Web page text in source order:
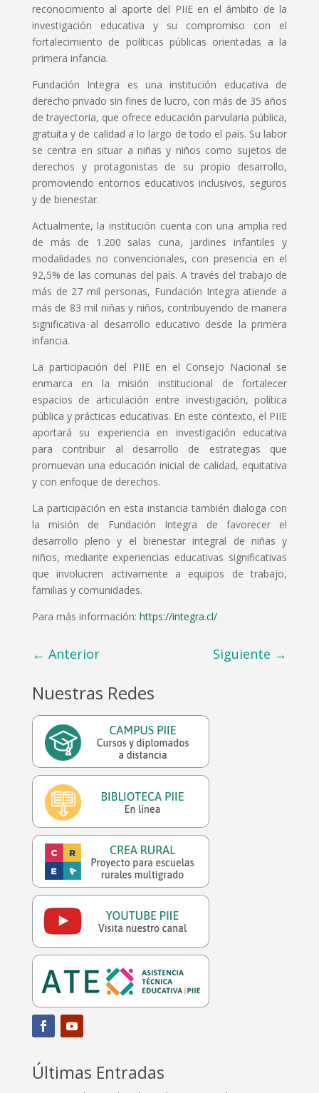
reconocimiento al aporte del PIIE en el ámbito de la
investigación educativa y su compromiso con el
fortalecimiento de políticas públicas orientadas a la
primera infancia.
Fundación Integra es una institución educativa de
derecho privado sin fines de lucro, con más de 35 años
de trayectoria, que ofrece educación parvularia pública,
gratuita y de calidad a lo largo de todo el país. Su labor
se centra en situar a niñas y niños como sujetos de
derechos y protagonistas de su propio desarrollo,
promoviendo entornos educativos inclusivos, seguros
y de bienestar.
Actualmente, la institución cuenta con una amplia red
de más de 1.200 salas cuna, jardines infantiles y
modalidades no convencionales, con presencia en el
92,5% de las comunas del país. A través del trabajo de
más de 27 mil personas, Fundación Integra atiende a
más de 83 mil niñas y niños, contribuyendo de manera
significativa al desarrollo educativo desde la primera
infancia.
La participación del PIIE en el Consejo Nacional se
enmarca en la misión institucional de fortalecer
espacios de articulación entre investigación, política
pública y prácticas educativas. En este contexto, el PIIE
aportará su experiencia en investigación educativa
para contribuir al desarrollo de estrategias que
promuevan una educación inicial de calidad, equitativa
y con enfoque de derechos.
La participación en esta instancia también dialoga con
la misión de Fundación Integra de favorecer el
desarrollo pleno y el bienestar integral de niñas y
niños, mediante experiencias educativas significativas
que involucren activamente a equipos de trabajo,
familias y comunidades.
Para más información: https://integra.cl/
← Anterior Siguiente →
Nuestras Redes
Últimas Entradas